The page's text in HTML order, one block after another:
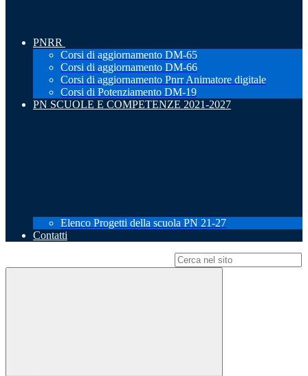
PNRR
Corsi di aggiornamento DM-65
Corsi di aggiornamento DM-66
Corsi di aggiornamento Pnrr Animatore digitale
Corsi di Potenziamento DM-19
PN SCUOLE E COMPETENZE 2021-2027
Elenco Progetti della scuola PN 21-27
Contatti